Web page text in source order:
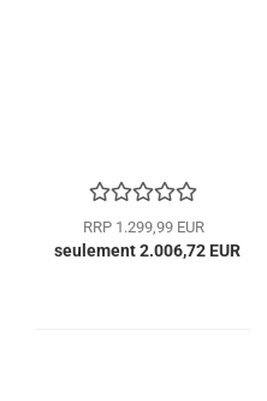
RRP 1.299,99 EUR
seulement 2.006,72 EUR